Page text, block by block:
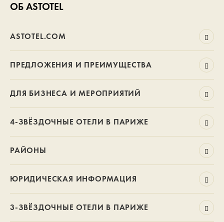
ОБ ASTOTEL
ASTOTEL.COM
ПРЕДЛОЖЕНИЯ И ПРЕИМУЩЕСТВА
ДЛЯ БИЗНЕСА И МЕРОПРИЯТИЙ
4-ЗВЁЗДОЧНЫЕ ОТЕЛИ В ПАРИЖЕ
РАЙОНЫ
ЮРИДИЧЕСКАЯ ИНФОРМАЦИЯ
3-ЗВЁЗДОЧНЫЕ ОТЕЛИ В ПАРИЖЕ